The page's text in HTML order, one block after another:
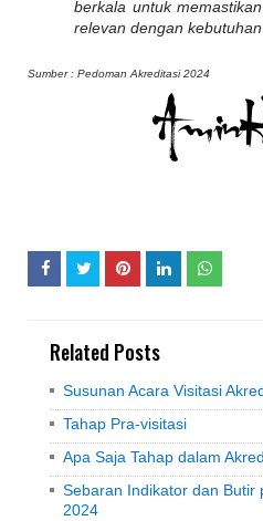
berkala untuk
relevan dengan
Sumber : Pedoman Akreditasi 2024
Related Posts
Susunan Acara Visitasi
Tahap Pra-visitasi
Apa Saja Tahap dalam
Sebaran Indikator dan Butir
2024